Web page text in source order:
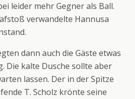
leider mehr Gegner als Ball.
verwandelte Hannusa
dann auch die Gäste etwas
Die kalte Dusche sollte aber
lassen. Der in der Spitze
T. Scholz krönte seine